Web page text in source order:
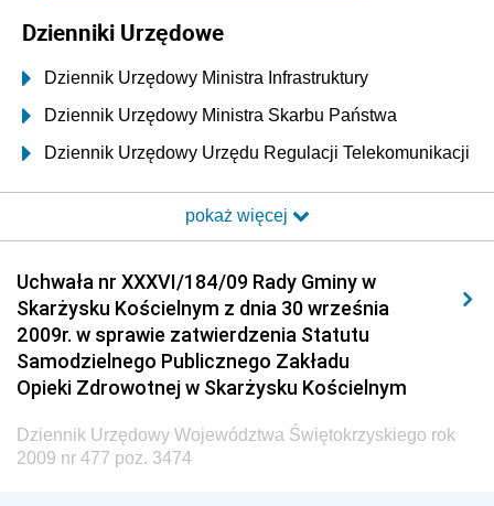
Dzienniki Urzędowe
Dziennik Urzędowy Ministra Infrastruktury
Dziennik Urzędowy Ministra Skarbu Państwa
Dziennik Urzędowy Urzędu Regulacji Telekomunikacji
Dziennik Urzędowy Ministra Transportu i Budownictwa
Elektronicznej
Dziennik Urzędowy Ministra Spraw Wewnętrznych i
Administracji
Dziennik Urzędowy Ministra Transportu
Dziennik Urzędowy Ministra Budownictwa
Dziennik Urzędowy Ministra Nauki i Szkolnictwa
pokaż więcej
Uchwała nr XXXVI/184/09 Rady Gminy w
Skarżysku Kościelnym z dnia 30 września
2009r. w sprawie zatwierdzenia Statutu
Samodzielnego Publicznego Zakładu
Opieki Zdrowotnej w Skarżysku Kościelnym
Dziennik Urzędowy Województwa Świętokrzyskiego rok
2009 nr 477 poz. 3474